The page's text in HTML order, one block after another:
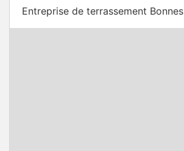
Entreprise de terrassement Bonnes